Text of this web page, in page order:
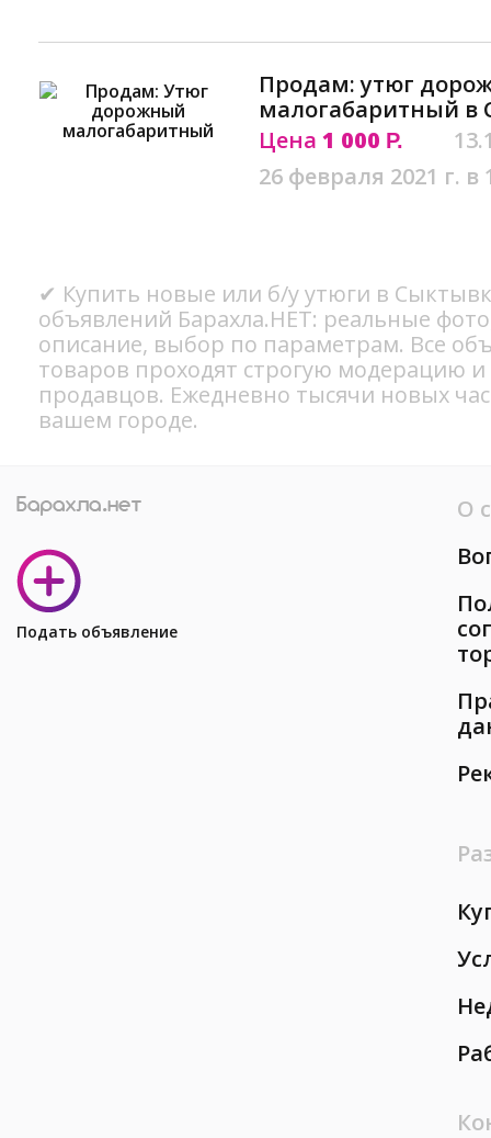
Продам: утюг
малогабаритный в
Цена 1 000 Р.
26 февраля 2021 г. в
✔ Купить новые или б/у утюги в
объявлений Барахла.НЕТ: реальные
описание, выбор по параметрам. Все
товаров проходят строгую модерацию
продавцов. Ежедневно тысячи новых
вашем городе.
Подать объявление
О